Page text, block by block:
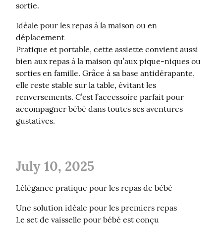
sortie.
Idéale pour les repas à la maison ou en
déplacement
Pratique et portable, cette assiette convient aussi
bien aux repas à la maison qu’aux pique-niques ou
sorties en famille. Grâce à sa base antidérapante,
elle reste stable sur la table, évitant les
renversements. C’est l’accessoire parfait pour
accompagner bébé dans toutes ses aventures
gustatives.
July 10, 2025
Lélégance pratique pour les repas de bébé
Une solution idéale pour les premiers repas
Le set de vaisselle pour bébé est conçu